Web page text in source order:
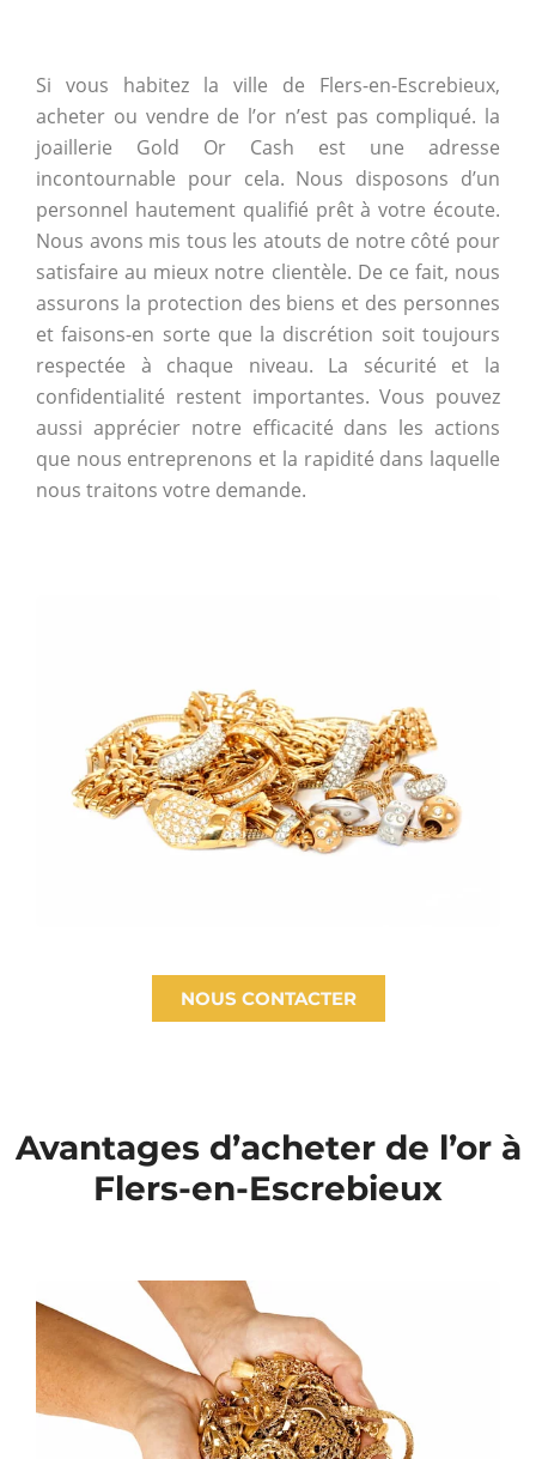
Si vous habitez la ville de Flers-en-Escrebieux,
acheter ou vendre de l’or n’est pas compliqué. la
joaillerie Gold Or Cash est une adresse
incontournable pour cela. Nous disposons d’un
personnel hautement qualifié prêt à votre écoute.
Nous avons mis tous les atouts de notre côté pour
satisfaire au mieux notre clientèle. De ce fait, nous
assurons la protection des biens et des personnes
et faisons-en sorte que la discrétion soit toujours
respectée à chaque niveau. La sécurité et la
confidentialité restent importantes. Vous pouvez
aussi apprécier notre efficacité dans les actions
que nous entreprenons et la rapidité dans laquelle
nous traitons votre demande.
NOUS CONTACTER
Avantages d’acheter de l’or à
Flers-en-Escrebieux